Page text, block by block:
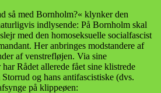
så med Bornholm?« klynker den
indlysende: På Bornholm skal
med den homoseksuelle socialfascist
Her anbringes modstandere af
af venstrefløjen. Via sine
Rådet allerede fået sine klistrede
og hans antifascistiske (dvs.
på klippeøen: